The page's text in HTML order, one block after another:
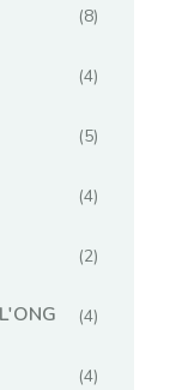
(8)
(4)
(5)
(4)
(2)
(4)
(4)